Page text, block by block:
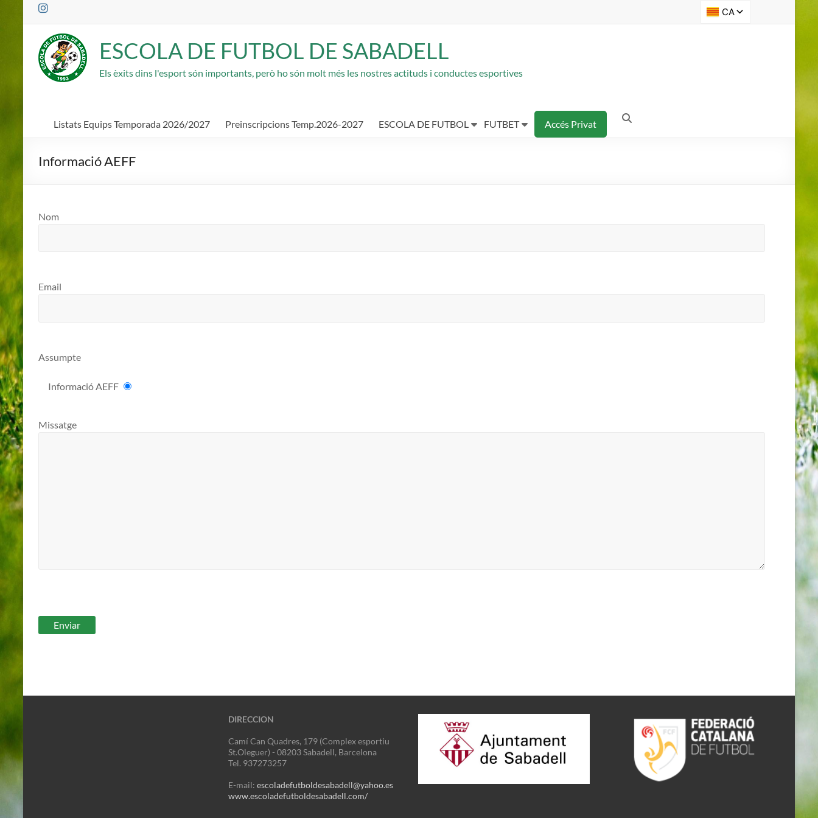
Saltar
ESCOLA DE FUTBOL DE SABADELL
Els èxits dins l'esport són importants, però ho són molt més les nostres actituds i conductes esportives
Listats Equips Temporada 2026/2027 Preinscripcions Temp.2026-2027 ESCOLA DE FUTBOL FUTBET Accés Privat
Informació AEFF
Nom
Email
Assumpte
Informació AEFF
Missatge
DIRECCION
Camí Can Quadres, 179 (Complex esportiu
St.Oleguer) - 08203 Sabadell, Barcelona
Tel. 937273257
E-mail: escoladefutboldesabadell@yahoo.es
www.escoladefutboldesabadell.com/